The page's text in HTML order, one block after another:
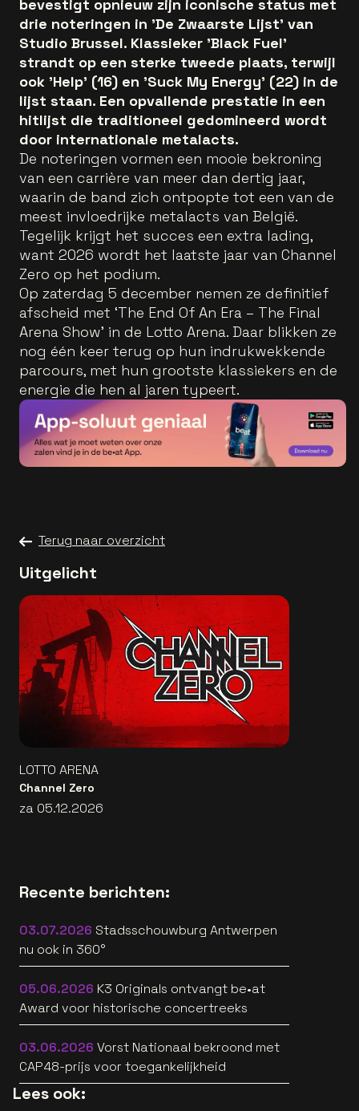
bevestigt opnieuw zijn iconische status met
drie noteringen in 'De Zwaarste Lijst' van
Studio Brussel. Klassieker 'Black Fuel'
strandt op een sterke tweede plaats, terwijl
ook 'Help' (16) en 'Suck My Energy' (22) in de
lijst staan. Een opvallende prestatie in een
hitlijst die traditioneel gedomineerd wordt
door internationale metalacts.
De noteringen vormen een mooie bekroning
van een carrière van meer dan dertig jaar,
waarin de band zich ontpopte tot een van de
meest invloedrijke metalacts van België.
Tegelijk krijgt het succes een extra lading,
want 2026 wordt het laatste jaar van Channel
Zero op het podium.
Op zaterdag 5 december nemen ze definitief
afscheid met ‘The End Of An Era – The Final
Arena Show’ in de Lotto Arena. Daar blikken ze
nog één keer terug op hun indrukwekkende
parcours, met hun grootste klassiekers en de
energie die hen al jaren typeert.
Terug naar overzicht
Uitgelicht
LOTTO ARENA
Channel Zero
za 05.12.2026
Recente berichten:
03.07.2026 Stadsschouwburg Antwerpen
nu ook in 360°
05.06.2026 K3 Originals ontvangt be•at
Award voor historische concertreeks
03.06.2026 Vorst Nationaal bekroond met
CAP48-prijs voor toegankelijkheid
Lees ook: